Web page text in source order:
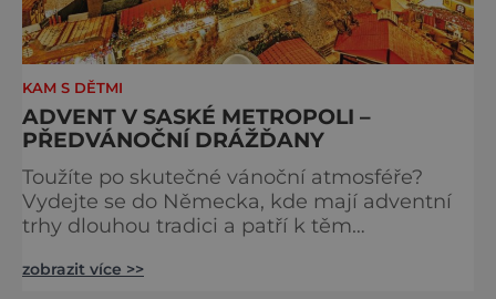
KAM S DĚTMI
ADVENT V SASKÉ METROPOLI –
PŘEDVÁNOČNÍ DRÁŽĎANY
Toužíte po skutečné vánoční atmosféře?
Vydejte se do Německa, kde mají adventní
trhy dlouhou tradici a patří k těm
českým hranicím najdete v Drážďanech –
zobrazit více >>